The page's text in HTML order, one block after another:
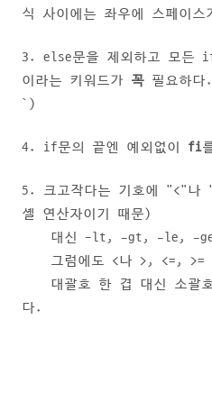
식 사이에는 좌우에 스페이스
3. else문을 제외하고 모든
이라는 키워드가 꼭 필요하
`)
4. if문의 끝엔 예외없이 fi
5. 크고작다는 기호에 "<"나
셸 연산자이기 때문)
대신 -lt, -gt, -le, -ge
그럼에도 <나 >, <=, >=
대괄호 한 겹 대신 소괄호
다.